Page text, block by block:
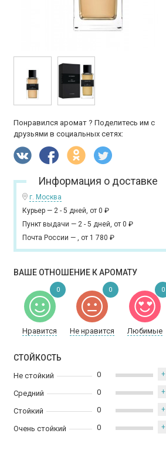
Понравился аромат ? Поделитесь им с
друзьями в социальных сетях:
Информация о доставке
г. Москва
Курьер — 2 - 5 дней, от 0 ₽
Пункт выдачи — 2 - 5 дней, от 0 ₽
Почта России — , от 1 780 ₽
ВАШЕ ОТНОШЕНИЕ К АРОМАТУ
Нравится Не нравится Любимые
0 0 0
СТОЙКОСТЬ
Не стойкий
Средний
Стойкий
Очень стойкий
0 +
0 +
0 +
0 +